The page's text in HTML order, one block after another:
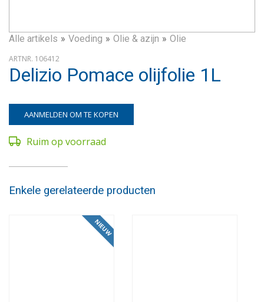
Alle artikels Voeding Olie & azijn Olie
ARTNR. 106412
Delizio Pomace olijfolie 1L
AANMELDEN OM TE KOPEN
Ruim op voorraad
Enkele gerelateerde producten